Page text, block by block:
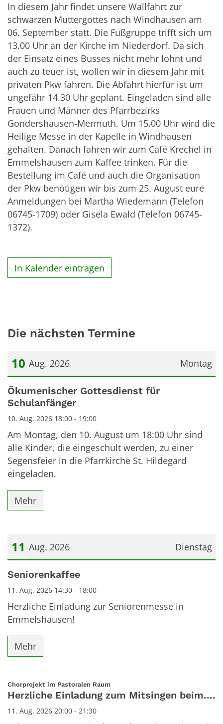
In diesem Jahr findet unsere Wallfahrt zur
schwarzen Muttergottes nach Windhausen am
06. September statt. Die Fußgruppe trifft sich um
13.00 Uhr an der Kirche im Niederdorf. Da sich
der Einsatz eines Busses nicht mehr lohnt und
auch zu teuer ist, wollen wir in diesem Jahr mit
privaten Pkw fahren. Die Abfahrt hierfür ist um
ungefähr 14.30 Uhr geplant. Eingeladen sind alle
Frauen und Männer des Pfarrbezirks
Gondershausen-Mermuth. Um 15.00 Uhr wird die
Heilige Messe in der Kapelle in Windhausen
gehalten. Danach fahren wir zum Café Krechel in
Emmelshausen zum Kaffee trinken. Für die
Bestellung im Café und auch die Organisation
der Pkw benötigen wir bis zum 25. August eure
Anmeldungen bei Martha Wiedemann (Telefon
06745-1709) oder Gisela Ewald (Telefon 06745-
1372).
In Kalender eintragen
Die nächsten Termine
Montag
10 Aug. 2026
Datum: 10. August 2026
Ökumenischer Gottesdienst für
Schulanfänger
10. Aug. 2026 18:00 - 19:00
Am Montag, den 10. August um 18:00 Uhr sind
alle Kinder, die eingeschult werden, zu einer
Segensfeier in die Pfarrkirche St. Hildegard
eingeladen.
Mehr
Dienstag
11 Aug. 2026
Datum: 11. August 2026
Seniorenkaffee
11. Aug. 2026 14:30 - 18:00
Herzliche Einladung zur Seniorenmesse in
Emmelshausen!
Mehr
Chorprojekt im Pastoralen Raum:
Herzliche Einladung zum Mitsingen beim....
11. Aug. 2026 20:00 - 21:30